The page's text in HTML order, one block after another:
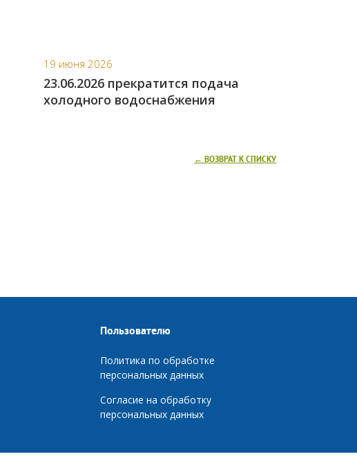
19 июня 2026
23.06.2026 прекратится подача
холодного водоснабжения
← ВОЗВРАТ К СПИСКУ
Пользователю
Политика по обработке
персональных данных
Согласие на обработку
персональных данных